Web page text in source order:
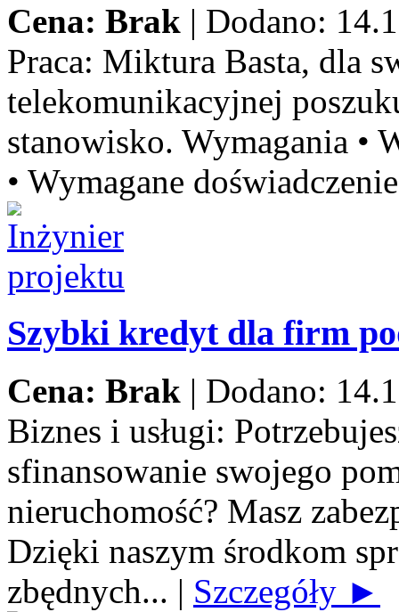
Cena: Brak | Dodano:
Praca: Miktura Basta, dla
telekomunikacyjnej
stanowisko. Wymagania •
• Wymagane
Szybki kredyt dla firm
Cena: Brak | Dodano:
Biznes i usługi:
sfinansowanie swojego
nieruchomość? Masz
Dzięki naszym środkom
zbędnych... | Szczegóły ►